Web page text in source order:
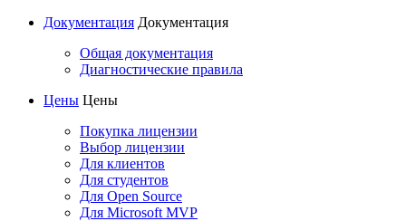
Документация Документация
Общая документация
Диагностические правила
Цены Цены
Покупка лицензии
Выбор лицензии
Для клиентов
Для студентов
Для Open Source
Для Microsoft MVP